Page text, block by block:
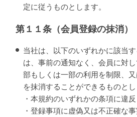
定に従うものとします。
第１１条（会員登録の抹消）
当社は、以下のいずれかに該当
は、事前の通知なく、会員に対
部もしくは一部の利用を制限、
を抹消することができるものとし
・本規約のいずれかの条項に違
・登録事項に虚偽又は不正確な